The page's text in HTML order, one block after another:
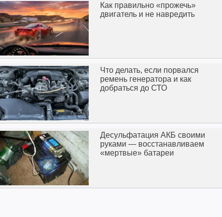
Как правильно «прожечь»
двигатель и не навредить
Что делать, если порвался
ремень генератора и как
добраться до СТО
Десульфатация АКБ своими
руками — восстанавливаем
«мертвые» батареи